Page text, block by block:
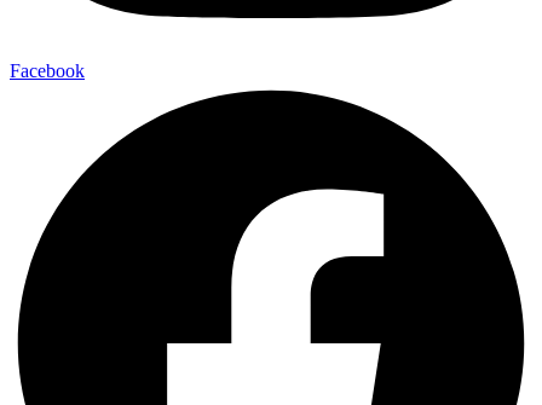
Facebook